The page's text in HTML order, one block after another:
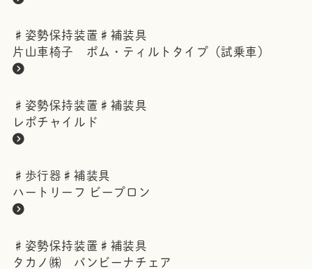
♯ 姿勢保持装置 ♯ 補装具
片山車椅子 ポム・ティルトタイプ（試乗車）
♯ 姿勢保持装置 ♯ 補装具
レポチャイルド
♯ 歩行器 ♯ 補装具
ハートリーフ ビープロン
♯ 姿勢保持装置 ♯ 補装具
タカノ㈱ バンビーナチェア